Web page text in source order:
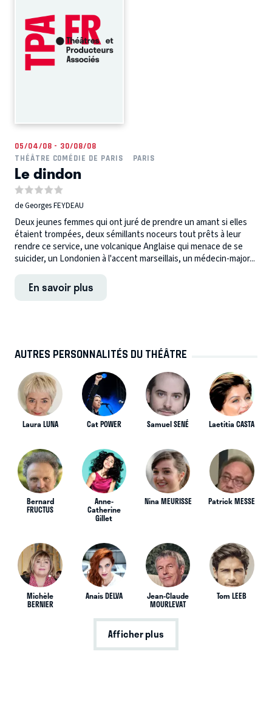
05/04/08 - 30/08/08
THÉÂTRE COMÉDIE DE PARIS
PARIS
Le dindon
de Georges FEYDEAU
Deux jeunes femmes qui ont juré de prendre un amant si elles
étaient trompées, deux sémillants noceurs tout prêts à leur
rendre ce service, une volcanique Anglaise qui menace de se
suicider, un Londonien à l'accent marseillais, un médecin-major...
En savoir plus
AUTRES PERSONNALITÉS DU THÉÂTRE
Laura LUNA Cat POWER Samuel SENÉ Laetitia CASTA
Bernard
FRUCTUS
Anne-
Catherine
Gillet
Nina MEURISSE Patrick MESSE
Michèle
BERNIER
Anais DELVA Jean-Claude
MOURLEVAT
Tom LEEB
Afficher plus